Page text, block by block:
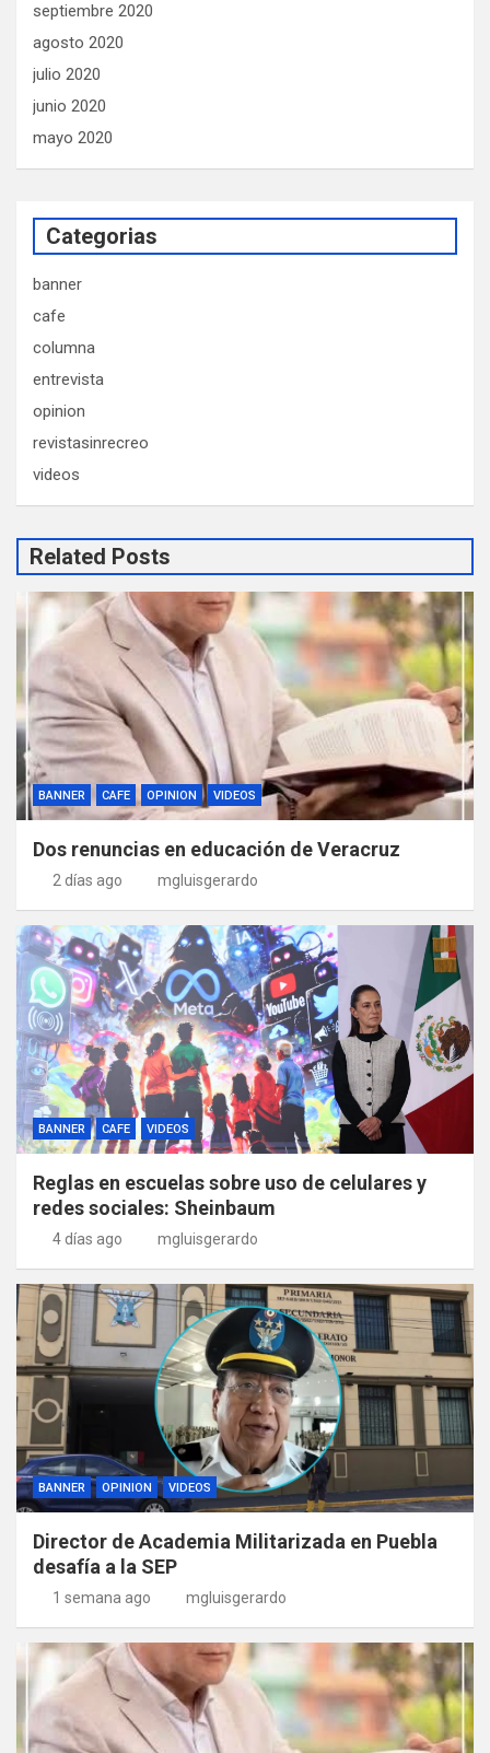
septiembre 2020
agosto 2020
julio 2020
junio 2020
mayo 2020
Categorias
banner
cafe
columna
entrevista
opinion
revistasinrecreo
videos
Related Posts
BANNER CAFE OPINION VIDEOS
Dos renuncias en educación de Veracruz
2 días ago mgluisgerardo
BANNER CAFE VIDEOS
Reglas en escuelas sobre uso de celulares y
redes sociales: Sheinbaum
4 días ago mgluisgerardo
BANNER OPINION VIDEOS
Director de Academia Militarizada en Puebla
desafía a la SEP
1 semana ago mgluisgerardo